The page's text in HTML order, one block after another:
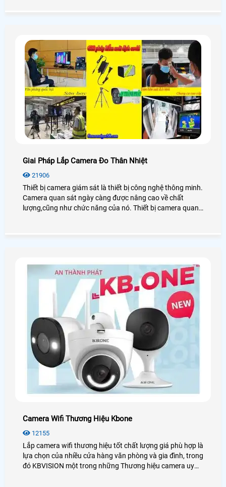
Giai Pháp Lắp Camera Đo Thân Nhiệt
21906
Thiết bị camera giám sát là thiết bị công nghệ thông minh.
Camera quan sát ngày càng được nâng cao về chất
lượng,cũng như chức năng của nó. Thiết bị camera quan
Camera Wifi Thương Hiệu Kbone
12155
Lắp camera wifi thương hiệu tốt chất lượng giá phù hợp là
lựa chọn của nhiều cửa hàng văn phòng và gia đình, trong
đó KBVISION một trong những Thương hiệu camera uy